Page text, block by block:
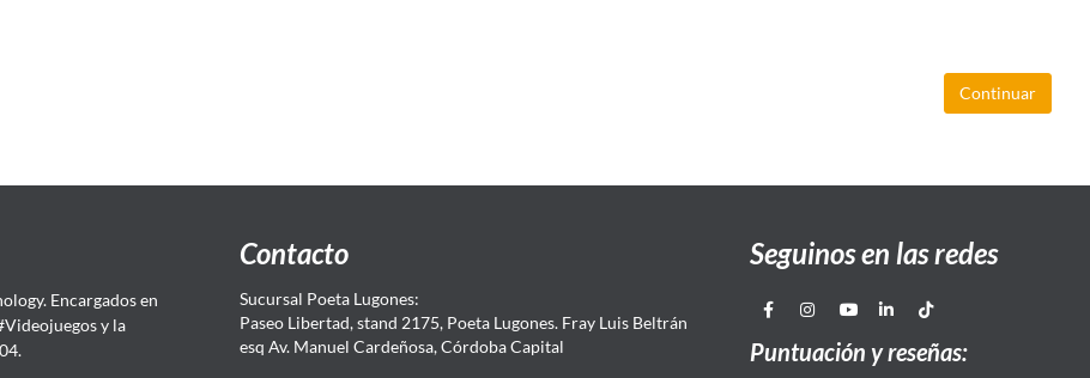
Continuar
Encargados en
y la
Contacto
Sucursal Poeta Lugones:
Paseo Libertad, stand 2175, Poeta Lugones. Fray Luis Beltrán
esq Av. Manuel Cardeñosa, Córdoba Capital
Seguinos en las redes
Puntuación y reseñas: